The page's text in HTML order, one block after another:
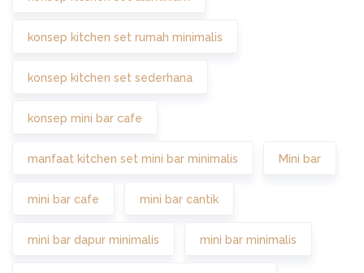
konsep kitchen set rumah minimalis
konsep kitchen set sederhana
konsep mini bar cafe
manfaat kitchen set mini bar minimalis Mini bar
mini bar cafe mini bar cantik
mini bar dapur minimalis mini bar minimalis